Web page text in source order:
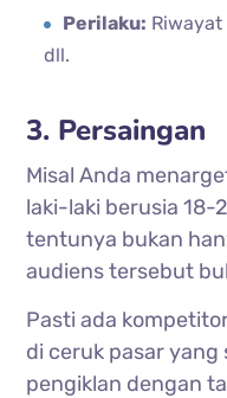
Perilaku:
dll.
3. Persaingan
Misal Anda
laki-laki berusia 18-
tentunya bukan
audiens tersebut
Pasti ada
di ceruk pasar yang
pengiklan dengan